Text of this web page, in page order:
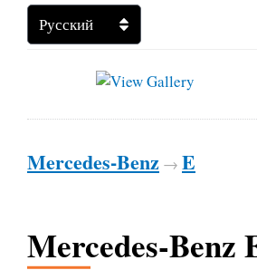
Mercedes-Benz → E
Mercedes-Benz